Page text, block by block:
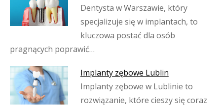
Dentysta w Warszawie, który
specjalizuje się w implantach, to
kluczowa postać dla osób
pragnących poprawić…
Implanty zębowe Lublin
Implanty zębowe w Lublinie to
rozwiązanie, które cieszy się coraz